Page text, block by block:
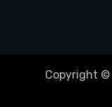
Copyright ©